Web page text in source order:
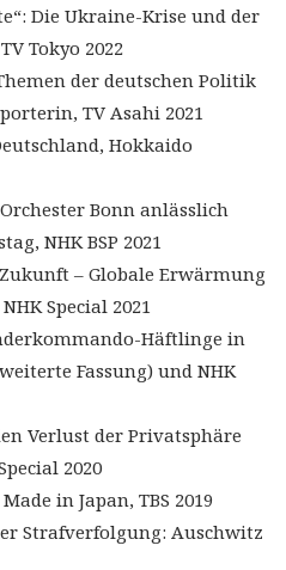
Die Ukraine-Krise und der
Tokyo 2022
der deutschen Politik
TV Asahi 2021
Hokkaido
Bonn anlässlich
NHK BSP 2021
– Globale Erwärmung
Special 2021
Häftlinge in
Fassung) und NHK
Verlust der Privatsphäre
2020
in Japan, TBS 2019
Strafverfolgung: Auschwitz